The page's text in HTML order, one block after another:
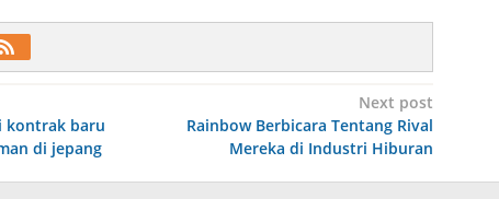
kontrak baru
di jepang
Next post
Rainbow Berbicara Tentang Rival
Mereka di Industri Hiburan